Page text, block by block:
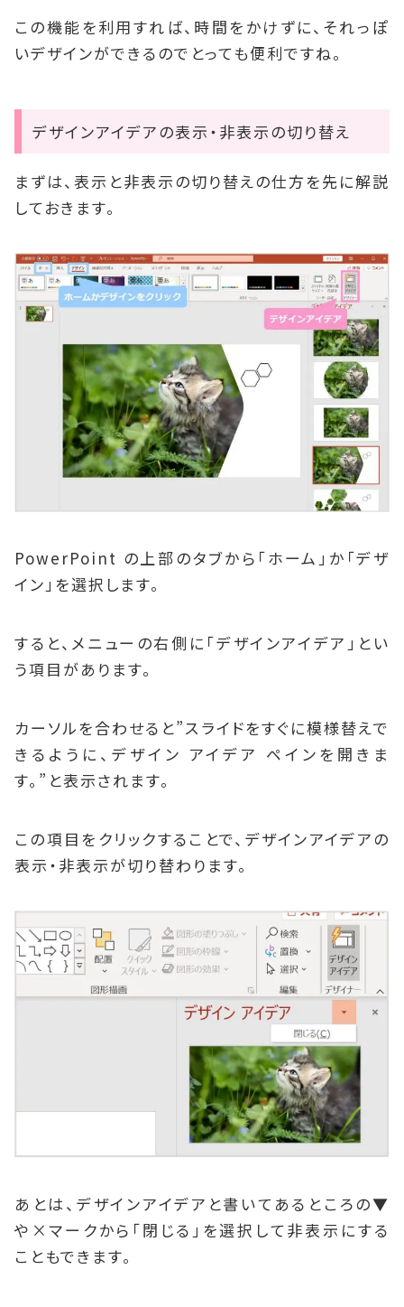
この機能を利用すれば、時間をかけずに、それっぽ
いデザインができるのでとっても便利ですね。
デザインアイデアの表示・非表示の切り替え
まずは、表示と非表示の切り替えの仕方を先に解説
しておきます。
PowerPoint の上部のタブから「ホーム」か「デザ
イン」を選択します。
すると、メニューの右側に「デザインアイデア」とい
う項目があります。
カーソルを合わせると”スライドをすぐに模様替えで
きるように、デザイン アイデア ペインを開きま
す。”と表示されます。
この項目をクリックすることで、デザインアイデアの
表示・非表示が切り替わります。
あとは、デザインアイデアと書いてあるところの▼
や×マークから「閉じる」を選択して非表示にする
こともできます。